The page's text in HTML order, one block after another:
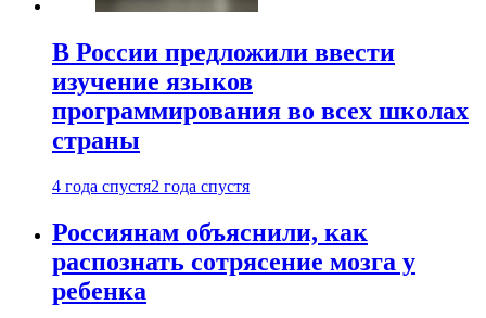
В России предложили ввести
изучение языков
программирования во всех школах
страны
4 года спустя2 года спустя
Россиянам объяснили, как
распознать сотрясение мозга у
ребенка